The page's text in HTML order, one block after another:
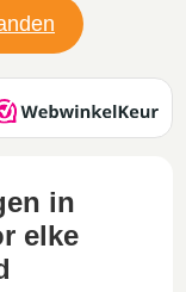
in
elke